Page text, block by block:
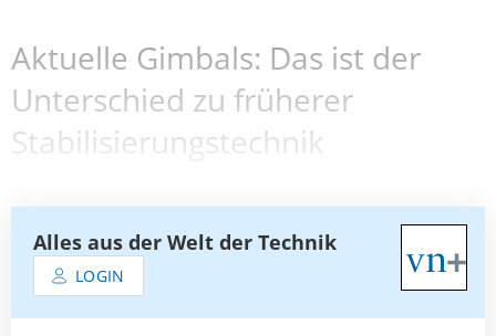
Aktuelle Gimbals: Das ist der
Unterschied zu früherer
Stabilisierungstechnik
Alles aus der Welt der Technik
LOGIN